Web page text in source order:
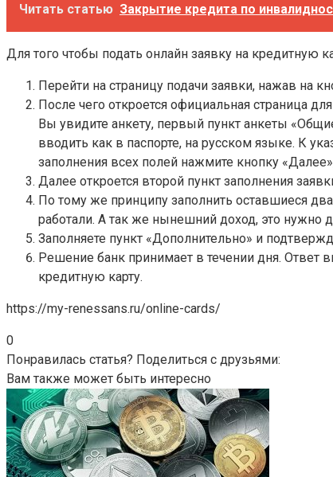
Читать статью Закрытие кредита по
Для того чтобы подать онлайн заявку на кредитную
Перейти на страницу подачи заявки, нажав на
После чего откроется официальная страница
Вы увидите анкету, первый пункт анкеты
вводить как в паспорте, на русском языке. К
заполнения всех полей нажмите кнопку
Далее откроется второй пункт заполнения
По тому же принципу заполнить оставшиеся
работали. А так же нынешний доход, это нужно
Заполняете пункт «Дополнительно» и
Решение банк принимает в течении дня. Ответ
кредитную карту.
https://my-renessans.ru/online-cards/
0
Понравилась статья? Поделиться с друзьями:
Вам также может быть интересно